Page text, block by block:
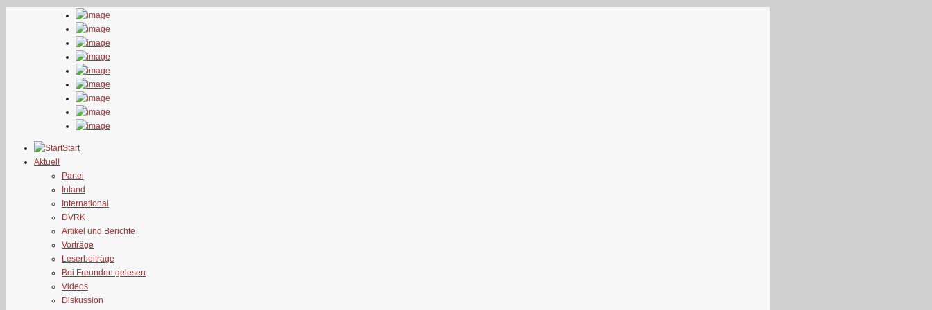
Start
Aktuell
Partei
Inland
International
DVRK
Artikel und Berichte
Vorträge
Leserbeiträge
Bei Freunden gelesen
Videos
Diskussion